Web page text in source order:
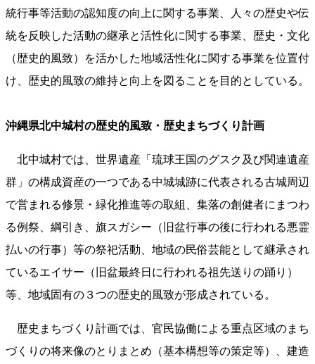
統行事等活動の認知度の向上に関する事業、人々の歴史や伝
統を反映した活動の継承と活性化に関する事業、歴史・文化
（歴史的風致）を活かした地域活性化に関する事業を位置付
け、歴史的風致の維持と向上を図ることを目的としている。
沖縄県北中城村の歴史的風致・歴史まちづくり計画
北中城村では、世界遺産「琉球王国のグスク及び関連遺産
群」の構成資産の一つである中城城跡に代表される古城周辺
で営まれる修景・緑化推進等の取組、集落の創健者にまつわ
る例祭、綱引き、旗スガシー（旧盆行事の後に行われる悪霊
払いの行事）等の祭祀活動、地域の民俗芸能として継承され
ているエイサー（旧盆最終日に行われる祖先送りの踊り）
等、地域固有の３つの歴史的風致が形成されている。
歴史まちづくり計画では、官民協働による重点区域のまち
づくりの将来像のとりまとめ（基本構想等の策定等）、建造